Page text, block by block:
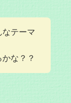
なテーマ
な？？